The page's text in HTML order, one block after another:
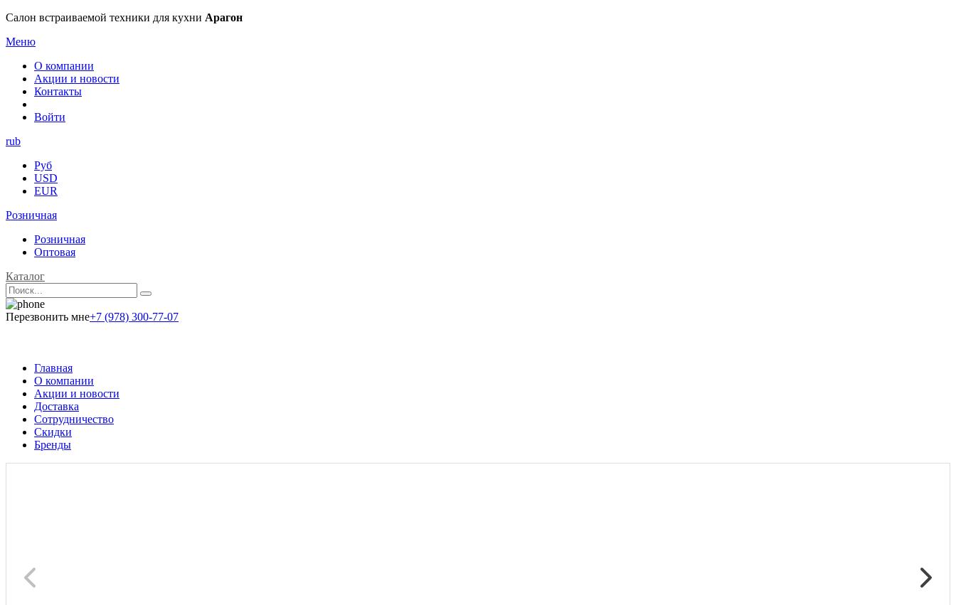
Салон встраиваемой техники для кухни Арагон
Меню
О компании
Акции и новости
Контакты
Войти
rub
Руб
USD
EUR
Розничная
Розничная
Оптовая
Каталог
Перезвонить мне+7 (978) 300-77-07
Главная
О компании
Акции и новости
Доставка
Сотрудничество
Скидки
Бренды